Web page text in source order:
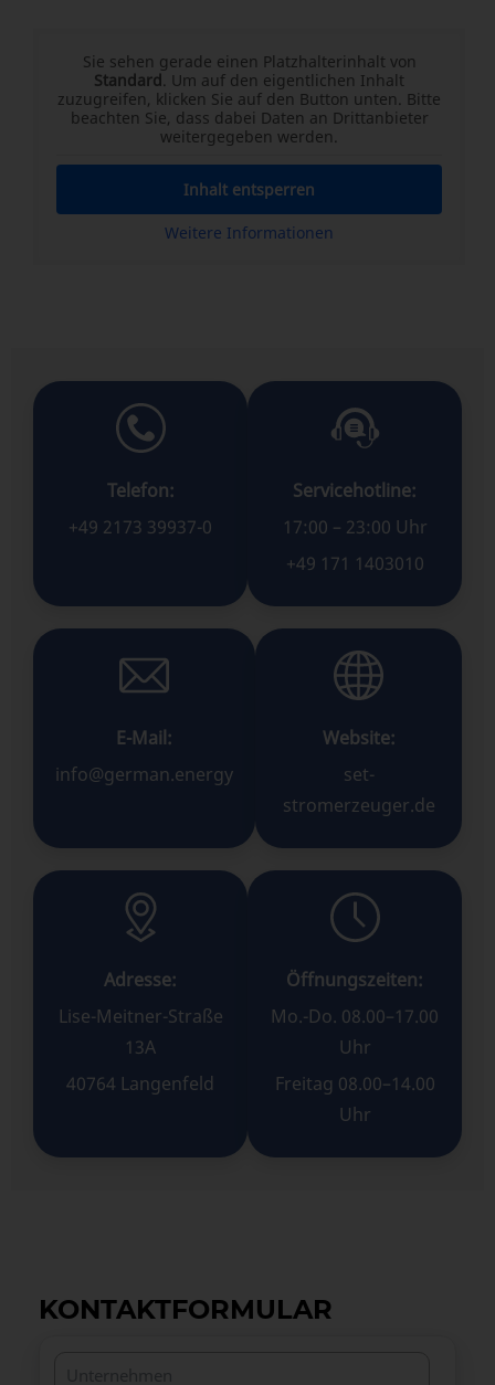
Sie sehen gerade einen Platzhalterinhalt von
Standard . Um auf den eigentlichen Inhalt
zuzugreifen, klicken Sie auf den Button unten. Bitte
beachten Sie, dass dabei Daten an Drittanbieter
weitergegeben werden.
Inhalt entsperren
Weitere Informationen
Telefon:
+49 2173 39937-0
Servicehotline:
17:00 – 23:00 Uhr
+49 171 1403010
E-Mail:
info@german.energy
Website:
set-
stromerzeuger.de
Adresse:
Lise-Meitner-Straße
13A
40764 Langenfeld
Öffnungszeiten:
Mo.-Do. 08.00–17.00
Uhr
Freitag 08.00–14.00
Uhr
KONTAKTFORMULAR